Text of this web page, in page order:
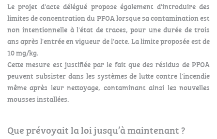
Le projet d'acte délégué propose également d'introduire des
limites de concentration du PFOA lorsque sa contamination est
non intentionnelle à l'état de traces, pour une durée de trois
ans après l'entrée en vigueur de l'acte. La limite proposée est de
10 mg/kg.
Cette mesure est justifiée par le fait que des résidus de PFOA
peuvent subsister dans les systèmes de lutte contre l'incendie
même après leur nettoyage, contaminant ainsi les nouvelles
mousses installées.
Que prévoyait la loi jusqu’à maintenant ?